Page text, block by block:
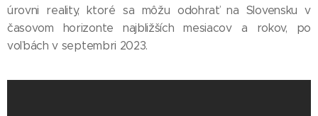
úrovni reality, ktoré sa môžu odohrať na Slovensku v
časovom horizonte najbližších mesiacov a rokov, po
voľbách v septembri 2023.